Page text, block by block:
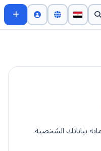
بياناتك الشخصية.